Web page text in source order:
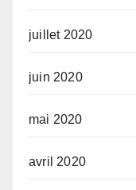
juillet 2020
juin 2020
mai 2020
avril 2020